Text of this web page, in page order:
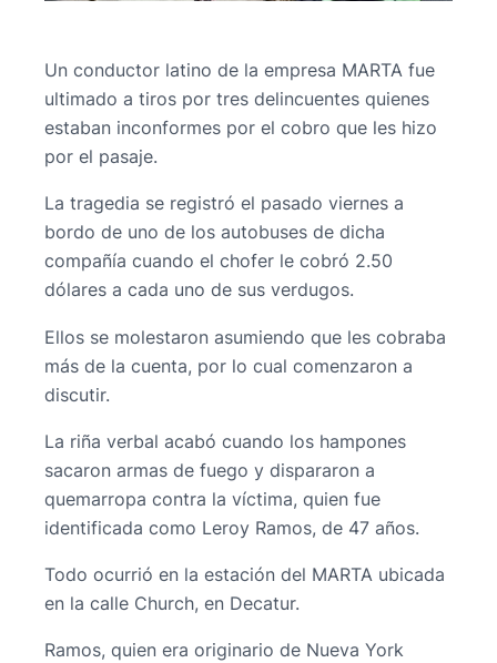
Un conductor latino de la empresa MARTA fue
ultimado a tiros por tres delincuentes quienes
estaban inconformes por el cobro que les hizo
por el pasaje.
La tragedia se registró el pasado viernes a
bordo de uno de los autobuses de dicha
compañía cuando el chofer le cobró 2.50
dólares a cada uno de sus verdugos.
Ellos se molestaron asumiendo que les cobraba
más de la cuenta, por lo cual comenzaron a
discutir.
La riña verbal acabó cuando los hampones
sacaron armas de fuego y dispararon a
quemarropa contra la víctima, quien fue
identificada como Leroy Ramos, de 47 años.
Todo ocurrió en la estación del MARTA ubicada
en la calle Church, en Decatur.
Ramos, quien era originario de Nueva York